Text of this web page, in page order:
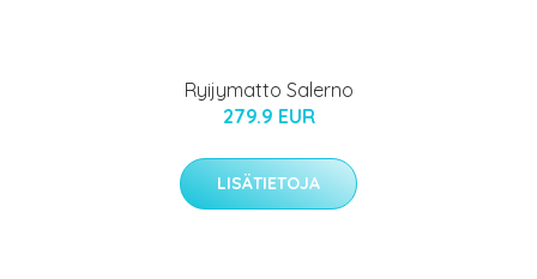
Ryijymatto Salerno
279.9 EUR
LISÄTIETOJA